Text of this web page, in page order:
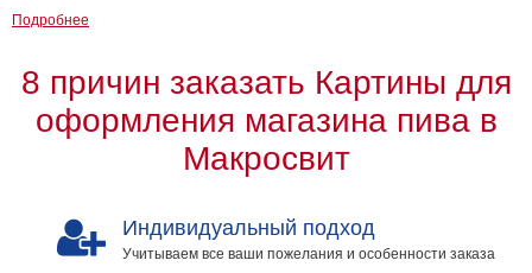
Подробнее
8 причин заказать Картины для
оформления магазина пива в
Макросвит
Индивидуальный подход
Учитываем все ваши пожелания и особенности заказа